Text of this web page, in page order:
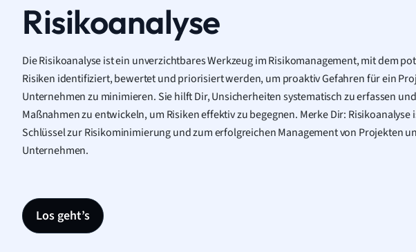
Risikoanalyse
Die Risikoanalyse ist ein unverzichtbares Werkzeug im Risikomanagement, mit dem
Risiken identifiziert, bewertet und priorisiert werden, um proaktiv Gefahren für ein
Unternehmen zu minimieren. Sie hilft Dir, Unsicherheiten systematisch zu erfassen
Maßnahmen zu entwickeln, um Risiken effektiv zu begegnen. Merke Dir: Risikoanalyse
Schlüssel zur Risikominimierung und zum erfolgreichen Management von Projekten
Unternehmen.
Los geht’s